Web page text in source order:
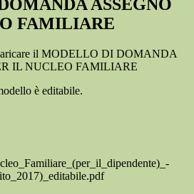
ASSEGNO
FAMILIARE
il MODELLO DI DOMANDA
IL NUCLEO FAMILIARE
è editabile.